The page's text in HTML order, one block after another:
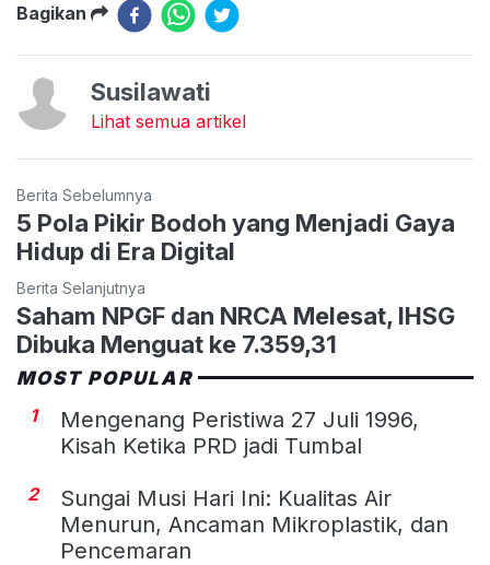
Bagikan
Susilawati
Lihat semua artikel
Berita Sebelumnya
5 Pola Pikir Bodoh yang Menjadi Gaya
Hidup di Era Digital
Berita Selanjutnya
Saham NPGF dan NRCA Melesat, IHSG
Dibuka Menguat ke 7.359,31
MOST POPULAR
1
Mengenang Peristiwa 27 Juli 1996,
Kisah Ketika PRD jadi Tumbal
2
Sungai Musi Hari Ini: Kualitas Air
Menurun, Ancaman Mikroplastik, dan
Pencemaran